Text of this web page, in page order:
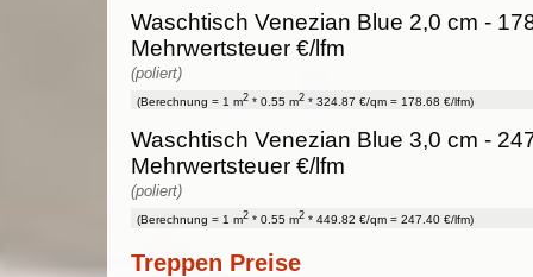
Waschtisch Venezian Blue 2,0 cm -
Mehrwertsteuer €/lfm
(poliert)
(Berechnung = 1 m2 * 0.55 m2 * 324.87 €/qm = 178.68 €/lfm)
Waschtisch Venezian Blue 3,0 cm -
Mehrwertsteuer €/lfm
(poliert)
(Berechnung = 1 m2 * 0.55 m2 * 449.82 €/qm = 247.40 €/lfm)
Treppen Preise